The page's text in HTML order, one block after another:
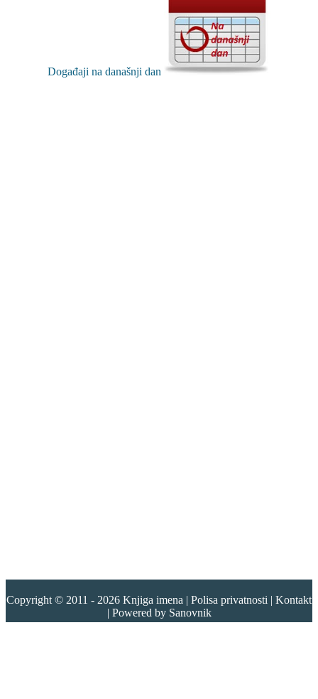
Događaji na današnji dan
Copyright © 2011 - 2026 Knjiga imena | Polisa privatnosti | Kontakt
| Powered by Sanovnik